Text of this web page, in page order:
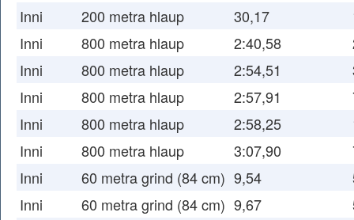
Inni
200 metra hlaup 30,17
Inni
800 metra hlaup 2:40,58
Inni
800 metra hlaup 2:54,51
Inni
800 metra hlaup 2:57,91
Inni
800 metra hlaup 2:58,25
Inni
800 metra hlaup 3:07,90
Inni
60 metra grind (84 cm) 9,54
Inni
60 metra grind (84 cm) 9,67